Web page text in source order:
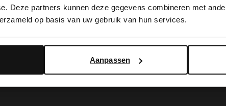
Deze partners kunnen deze gegevens combineren met
op basis van uw gebruik van hun services.
Aanpassen